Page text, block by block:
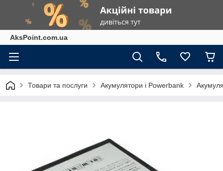
AksPoint.com.ua
Товари та послуги Акумулятори і Powerbank